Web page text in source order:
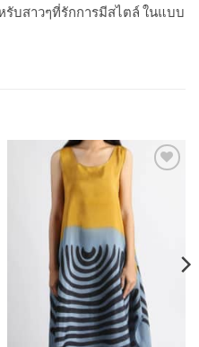
บสาวๆที่รักการมีสไตล์ ในแบบ